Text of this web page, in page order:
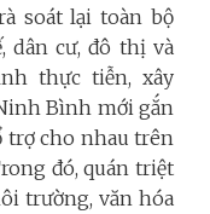
soát lại toàn bộ
dân cư, đô thị và
thực tiễn, xây
Bình mới gắn
trợ cho nhau trên
đó, quán triệt
trường, văn hóa